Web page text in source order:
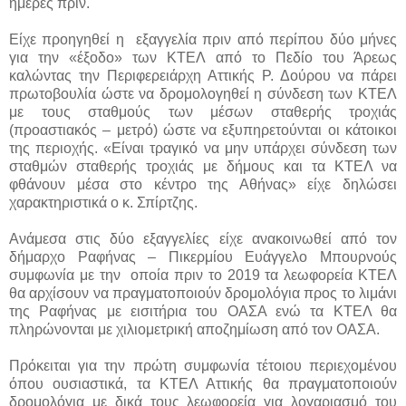
ημέρες πριν.
Είχε προηγηθεί η εξαγγελία πριν από περίπου δύο μήνες
για την «έξοδο» των ΚΤΕΛ από το Πεδίο του Άρεως
καλώντας την Περιφερειάρχη Αττικής Ρ. Δούρου να πάρει
πρωτοβουλία ώστε να δρομολογηθεί η σύνδεση των ΚΤΕΛ
με τους σταθμούς των μέσων σταθερής τροχιάς
(προαστιακός – μετρό) ώστε να εξυπηρετούνται οι κάτοικοι
της περιοχής. «Είναι τραγικό να μην υπάρχει σύνδεση των
σταθμών σταθερής τροχιάς με δήμους και τα ΚΤΕΛ να
φθάνουν μέσα στο κέντρο της Αθήνας» είχε δηλώσει
χαρακτηριστικά ο κ. Σπίρτζης.
Ανάμεσα στις δύο εξαγγελίες είχε ανακοινωθεί από τον
δήμαρχο Ραφήνας – Πικερμίου Ευάγγελο Μπουρνούς
συμφωνία με την οποία πριν το 2019 τα λεωφορεία ΚΤΕΛ
θα αρχίσουν να πραγματοποιούν δρομολόγια προς το λιμάνι
της Ραφήνας με εισιτήρια του ΟΑΣΑ ενώ τα ΚΤΕΛ θα
πληρώνονται με χιλιομετρική αποζημίωση από τον ΟΑΣΑ.
Πρόκειται για την πρώτη συμφωνία τέτοιου περιεχομένου
όπου ουσιαστικά, τα ΚΤΕΛ Αττικής θα πραγματοποιούν
δρομολόγια με δικά τους λεωφορεία για λογαριασμό του